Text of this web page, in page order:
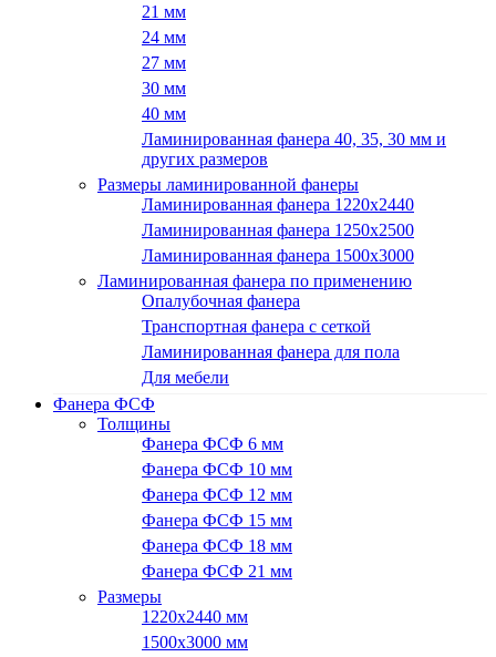
21 мм
24 мм
27 мм
30 мм
40 мм
Ламинированная фанера 40, 35, 30 мм и
других размеров
Размеры ламинированной фанеры
Ламинированная фанера 1220x2440
Ламинированная фанера 1250х2500
Ламинированная фанера 1500x3000
Ламинированная фанера по применению
Опалубочная фанера
Транспортная фанера с сеткой
Ламинированная фанера для пола
Для мебели
Фанера ФСФ
Толщины
Фанера ФСФ 6 мм
Фанера ФСФ 10 мм
Фанера ФСФ 12 мм
Фанера ФСФ 15 мм
Фанера ФСФ 18 мм
Фанера ФСФ 21 мм
Размеры
1220х2440 мм
1500х3000 мм